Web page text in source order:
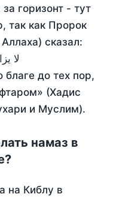
горизонт - тут
так как Пророк
сказал:
لا
до тех пор,
(Хадис
и Муслим).
намаз в
на Киблу в